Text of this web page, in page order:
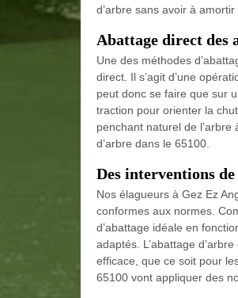
d’arbre sans avoir à
Abattage direct des
Une des méthodes
direct. Il s’agit d’une
peut donc se faire que sur
traction pour orienter la
penchant naturel de
d’arbre dans le 65100.
Des interventions
Nos élagueurs à Gez Ez
conformes aux normes.
d’abattage idéale en
adaptés. L’abattage
efficace, que ce soit pour
65100 vont appliquer des